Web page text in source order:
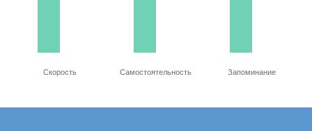
Скорость Самостоятельность Запоминание